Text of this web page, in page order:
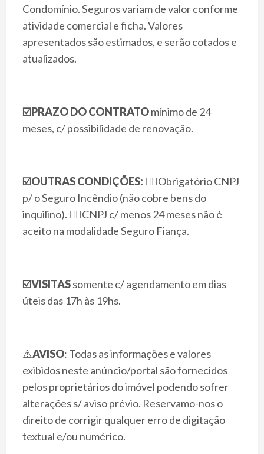
Condomínio. Seguros variam de valor conforme
atividade comercial e ficha. Valores
apresentados são estimados, e serão cotados e
atualizados.
☑️PRAZO DO CONTRATOmínimo de 24
meses, c/ possibilidade de renovação.
☑️OUTRAS CONDIÇÕES: 👉🏻Obrigatório CNPJ
p/ o Seguro Incêndio (não cobre bens do
inquilino). 👉🏻CNPJ c/ menos 24 meses não é
aceito na modalidade Seguro Fiança.
☑️VISITASsomente c/ agendamento em dias
úteis das 17h às 19hs.
⚠️AVISO: Todas as informações e valores
exibidos neste anúncio/portal são fornecidos
pelos proprietários do imóvel podendo sofrer
alterações s/ aviso prévio. Reservamo-nos o
direito de corrigir qualquer erro de digitação
textual e/ou numérico.